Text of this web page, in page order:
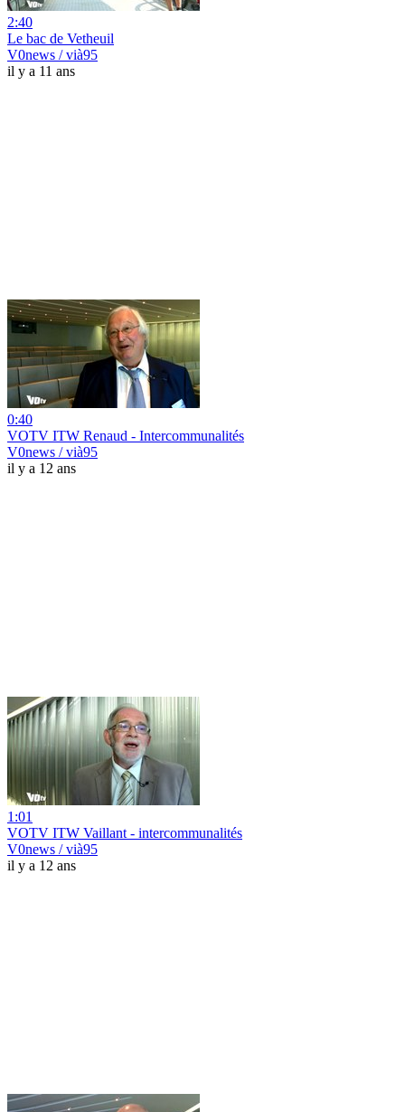
2:40
Le bac de Vetheuil
V0news / vià95
il y a 11 ans
0:40
VOTV ITW Renaud - Intercommunalités
V0news / vià95
il y a 12 ans
1:01
VOTV ITW Vaillant - intercommunalités
V0news / vià95
il y a 12 ans